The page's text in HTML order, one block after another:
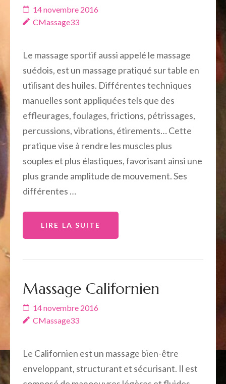
14 novembre 2016
CMassage33
Le massage sportif aussi appelé le massage
suédois, est un massage pratiqué sur table en
utilisant des huiles. Différentes techniques
manuelles sont appliquées tels que des
effleurages, foulages, frictions, pétrissages,
percussions, vibrations, étirements… Cette
pratique vise à rendre les muscles plus
souples et plus élastiques, favorisant ainsi une
plus grande amplitude de mouvement. Ses
différentes …
LIRE LA SUITE
Massage Californien
14 novembre 2016
CMassage33
Le Californien est un massage bien-être
enveloppant, structurant et sécurisant. Il est